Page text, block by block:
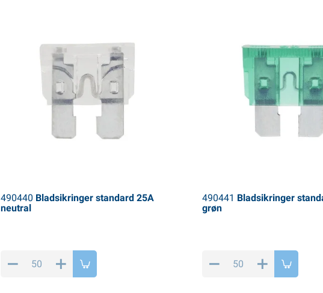
490440 Bladsikringer standard 25A
neutral
490441 Bladsikringer
grøn